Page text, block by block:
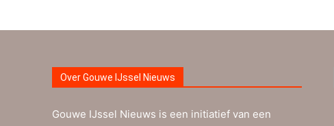
Over Gouwe IJssel Nieuws
Gouwe IJssel Nieuws is een initiatief van een